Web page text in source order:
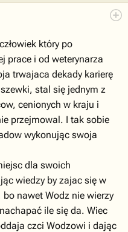
który po
prace i od weterynarza
trwajaca dekady karierę
stal się jednym z
cenionych w kraju i
przejmowal. I tak sobie
wykonując swoja
dla swoich
wiedzy by zajac się w
nawet Wodz nie wierzy
ile się da. Wiec
czci Wodzowi i dając